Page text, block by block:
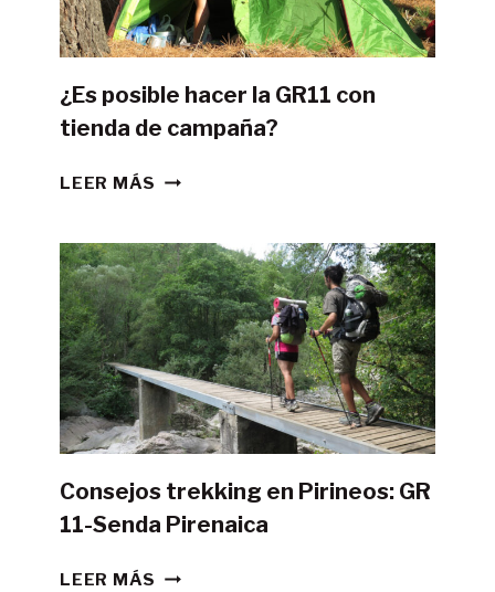
¿Es posible hacer la GR11 con
tienda de campaña?
LEER MÁS ¿ES
LA
GR11
CON
TIENDA
DE
CAMPAÑA?
Consejos trekking en Pirineos: GR
11-Senda Pirenaica
LEER MÁS CONSEJOS